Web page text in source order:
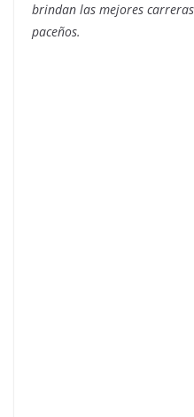
brindan las mejores
paceños.